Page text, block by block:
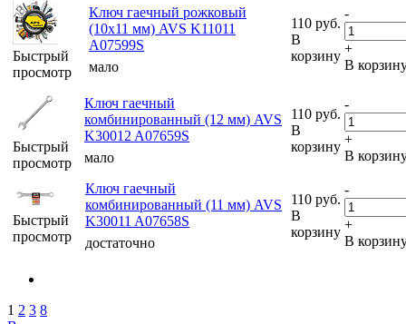
Быстрый
просмотр
Ключ гаечный рожковый
(10х11 мм) AVS K11011
A07599S
мало
110 руб.
В
корзину
-
+
В
Быстрый
просмотр
Ключ гаечный
комбинированный (12 мм) AVS
K30012 A07659S
мало
110 руб.
В
корзину
-
+
В
Быстрый
просмотр
Ключ гаечный
комбинированный (11 мм) AVS
K30011 A07658S
достаточно
110 руб.
В
корзину
-
+
В
1 2 3 8